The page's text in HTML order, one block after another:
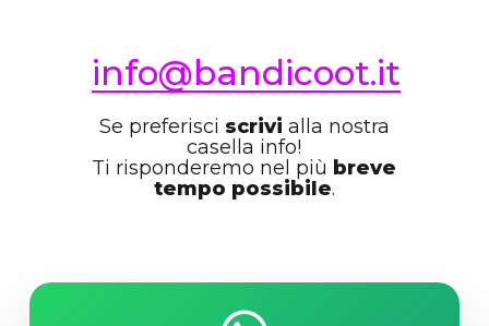
info@bandicoot.it
Se preferisci scrivi alla nostra
casella info!
Ti risponderemo nel più breve
tempo possibile.